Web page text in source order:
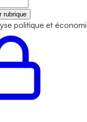
rubrique
politique et